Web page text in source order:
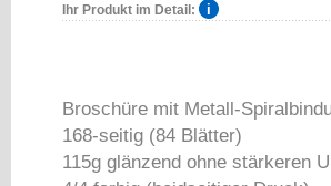
Ihr Produkt im Detail:
Broschüre mit Metall-
168-seitig (84 Blätter)
115g glänzend ohne stärkeren